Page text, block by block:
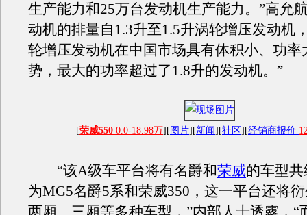
生产能力和25万台发动机生产能力。”高允
动机的排量自1.3升至1.5升涡轮增压发动机
轮增压发动机在中国市场具有体积小、功率
势，最大的功率超过了1.8升的发动机。”
[荣威550 0.0-18.98万][ 图片][新闻][社区][经销商报价
“该A级车平台将有名爵和荣威的车型
为MG5名爵5系和荣威350，这一平台还将
两厢、三厢等多种车型，”内部人士透露，“